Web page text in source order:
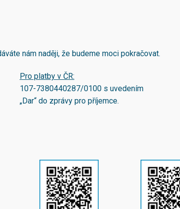
nám naději, že budeme moci pokračovat.
Pro platby v ČR:
107-7380440287/0100s uvedením
„Dar“ do zprávy pro příjemce.